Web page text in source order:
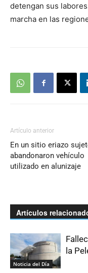
detengan sus
marcha en las
Artículo anterior
En un sitio eriazo
abandonaron vehículo
utilizado en alunizaje
Artículos
Noticia del Día
la